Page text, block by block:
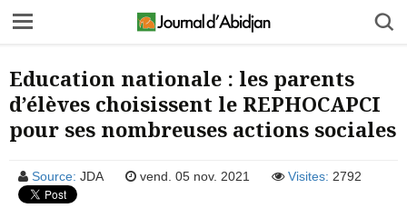
Education nationale : les parents
d’élèves choisissent le REPHOCAPCI
pour ses nombreuses actions sociales
Source: JDA vend. 05 nov. 2021 Visites: 2792